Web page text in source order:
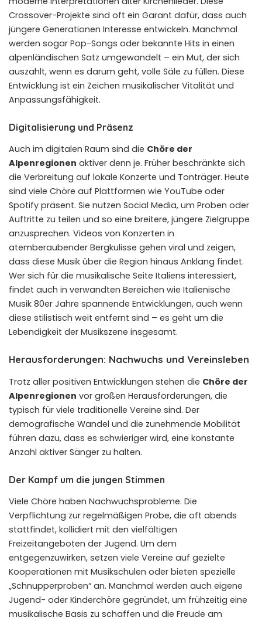
Crossover-Projekte sind oft ein Garant dafür, dass auch
jüngere Generationen Interesse entwickeln. Manchmal
werden sogar Pop-Songs oder bekannte Hits in einen
alpenländischen Satz umgewandelt – ein Mut, der sich
auszahlt, wenn es darum geht, volle Säle zu füllen. Diese
Entwicklung ist ein Zeichen musikalischer Vitalität und
Anpassungsfähigkeit.
Digitalisierung und Präsenz
Auch im digitalen Raum sind die Chöre der
Alpenregionen aktiver denn je. Früher beschränkte sich
die Verbreitung auf lokale Konzerte und Tonträger. Heute
sind viele Chöre auf Plattformen wie YouTube oder
Spotify präsent. Sie nutzen Social Media, um Proben oder
Auftritte zu teilen und so eine breitere, jüngere Zielgruppe
anzusprechen. Videos von Konzerten in
atemberaubender Bergkulisse gehen viral und zeigen,
dass diese Musik über die Region hinaus Anklang findet.
Wer sich für die musikalische Seite Italiens interessiert,
findet auch in verwandten Bereichen wie Italienische
Musik 80er Jahre spannende Entwicklungen, auch wenn
diese stilistisch weit entfernt sind – es geht um die
Lebendigkeit der Musikszene insgesamt.
Herausforderungen: Nachwuchs und Vereinsleben
Trotz aller positiven Entwicklungen stehen die Chöre der
Alpenregionen vor großen Herausforderungen, die
typisch für viele traditionelle Vereine sind. Der
demografische Wandel und die zunehmende Mobilität
führen dazu, dass es schwieriger wird, eine konstante
Anzahl aktiver Sänger zu halten.
Der Kampf um die jungen Stimmen
Viele Chöre haben Nachwuchsprobleme. Die
Verpflichtung zur regelmäßigen Probe, die oft abends
stattfindet, kollidiert mit den vielfältigen
Freizeitangeboten der Jugend. Um dem
entgegenzuwirken, setzen viele Vereine auf gezielte
Kooperationen mit Musikschulen oder bieten spezielle
„Schnupperproben“ an. Manchmal werden auch eigene
Jugend- oder Kinderchöre gegründet, um frühzeitig eine
musikalische Basis zu schaffen und die Freude am